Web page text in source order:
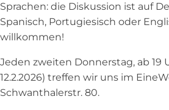
Sprachen: die Diskussion ist auf
Spanisch, Portugiesisch oder
willkommen!
Jeden zweiten Donnerstag, ab 19
12.2.2026) treffen wir uns im
Schwanthalerstr. 80.